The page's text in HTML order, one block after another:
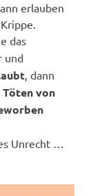
erlauben
das
und
, dann
von
Unrecht …